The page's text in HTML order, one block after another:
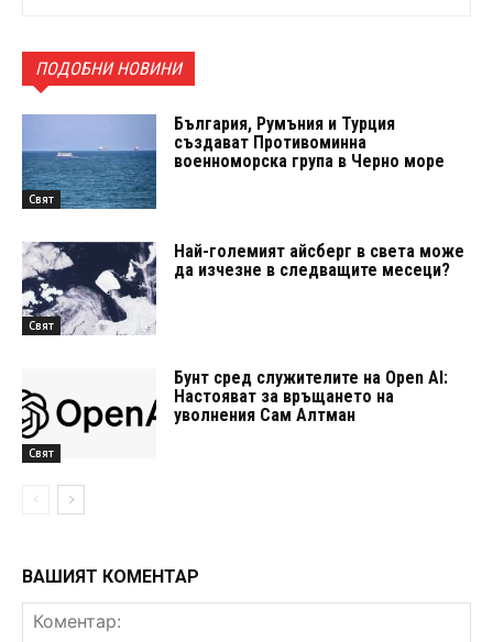
ПОДОБНИ НОВИНИ
Свят
България, Румъния и Турция
създават Противоминна
военноморска група в Черно море
Свят
Най-големият айсберг в света може
да изчезне в следващите месеци?
Свят
Бунт сред служителите на Open AI:
Настояват за връщането на
уволнения Сам Алтман
ВАШИЯТ КОМЕНТАР